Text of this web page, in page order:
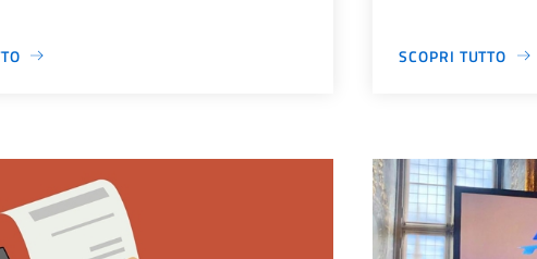
SCOPRI TUTTO